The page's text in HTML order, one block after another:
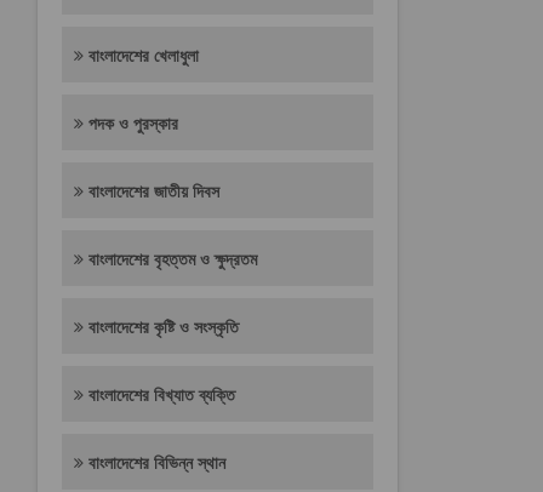
বাংলাদেশের খেলাধুলা
পদক ও পুরস্কার
বাংলাদেশের জাতীয় দিবস
বাংলাদেশের বৃহত্তম ও ক্ষুদ্রতম
বাংলাদেশের কৃষ্টি ও সংস্কৃতি
বাংলাদেশের বিখ্যাত ব্যক্তি
বাংলাদেশের বিভিন্ন স্থান